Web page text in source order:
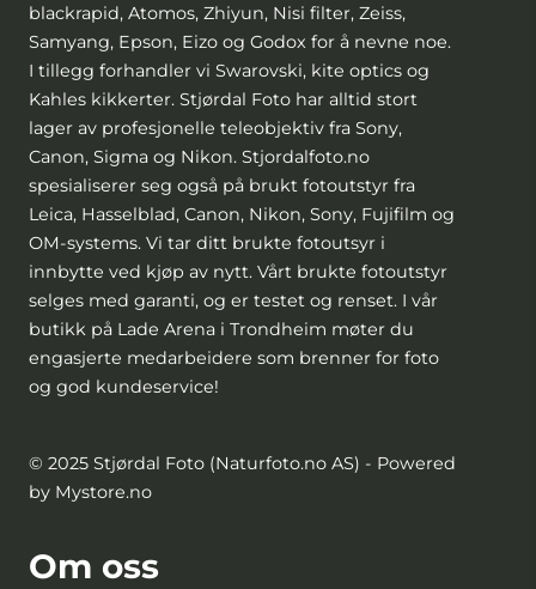
blackrapid, Atomos, Zhiyun, Nisi filter, Zeiss,
Samyang, Epson, Eizo og Godox for å nevne noe.
I tillegg forhandler vi Swarovski, kite optics og
Kahles kikkerter. Stjørdal Foto har alltid stort
lager av profesjonelle teleobjektiv fra Sony,
Canon, Sigma og Nikon. Stjordalfoto.no
spesialiserer seg også på brukt fotoutstyr fra
Leica, Hasselblad, Canon, Nikon, Sony, Fujifilm og
OM-systems. Vi tar ditt brukte fotoutsyr i
innbytte ved kjøp av nytt. Vårt brukte fotoutstyr
selges med garanti, og er testet og renset. I vår
butikk på Lade Arena i Trondheim møter du
engasjerte medarbeidere som brenner for foto
og god kundeservice!
© 2025 Stjørdal Foto (Naturfoto.no AS) - Powered
by Mystore.no
Om oss